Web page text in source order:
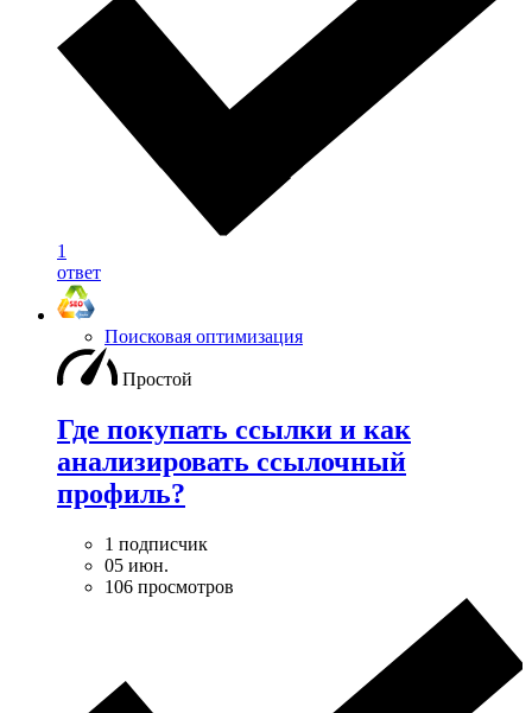
1
ответ
Поисковая оптимизация
Простой
Где покупать ссылки и как
анализировать ссылочный
профиль?
1 подписчик
05 июн.
106 просмотров